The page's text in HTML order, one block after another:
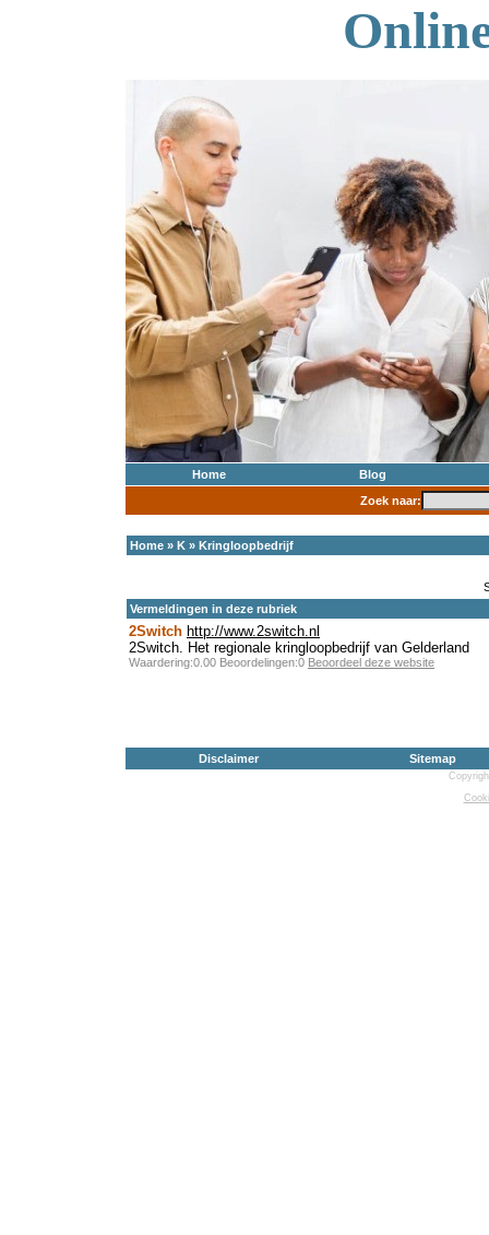
Home
Blog
Zoek naar:
Home » K » Kringloopbedrijf
Vermeldingen in deze rubriek
2Switch http://www.2switch.nl
2Switch. Het regionale kringloopbedrijf van Gelderland
Waardering:0.00 Beoordelingen:0 Beoordeel deze website
Disclaimer Sitemap